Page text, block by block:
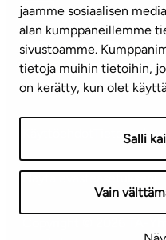
jaamme sosiaalisen
alan kumppaneillemme
sivustoamme.
tietoja muihin tietoihin,
on kerätty, kun olet
Salli
Vain
Tilaa uutiskirje